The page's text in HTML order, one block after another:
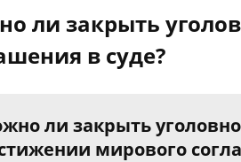
ли закрыть
в суде?
ли закрыть
мирового